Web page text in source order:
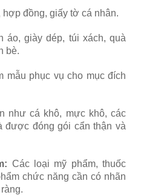
hợp đồng, giấy tờ cá nhân.
áo, giày dép, túi xách, quà
bè.
mẫu phục vụ cho mục đích
như cá khô, mực khô, các
được đóng gói cẩn thận và
Các loại mỹ phẩm, thuốc
chức năng cần có nhãn